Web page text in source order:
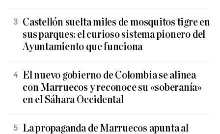
Castellón suelta miles de mosquitos tigre en
sus parques: el curioso sistema pionero del
Ayuntamiento que funciona
El nuevo gobierno de Colombia se alinea
con Marruecos y reconoce su «soberanía»
en el Sáhara Occidental
La propaganda de Marruecos apunta al